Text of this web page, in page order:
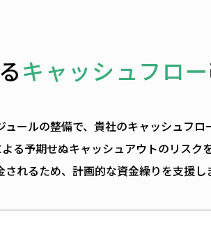
キャッシュフロー
ールの整備で、貴社のキャッシュフロ
る予期せぬキャッシュアウトのリスク
れるため、計画的な資金繰りを支援し